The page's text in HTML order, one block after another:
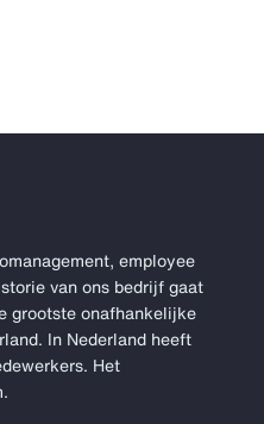
employee
van ons bedrijf gaat
grootste onafhankelijke
In Nederland heeft
Het